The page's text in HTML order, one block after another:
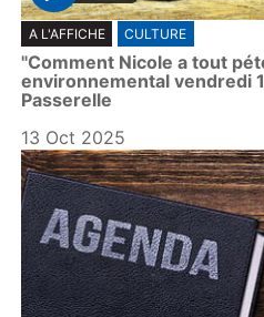
P
l
a
y
A L'AFFICHE CULTURE
"Comment Nicole a tout
environnemental vendredi
Passerelle
13 Oct 2025